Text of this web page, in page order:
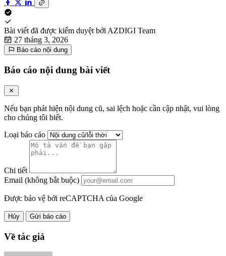
Bài viết đã được kiểm duyệt bởi AZDIGI Team
27 tháng 3, 2026
Báo cáo nội dung
Báo cáo nội dung bài viết
Nếu bạn phát hiện nội dung cũ, sai lệch hoặc cần cập nhật, vui lòng
cho chúng tôi biết.
Loại báo cáo
Chi tiết
Email (không bắt buộc)
Được bảo vệ bởi reCAPTCHA của Google
Hủy Gửi báo cáo
Về tác giả